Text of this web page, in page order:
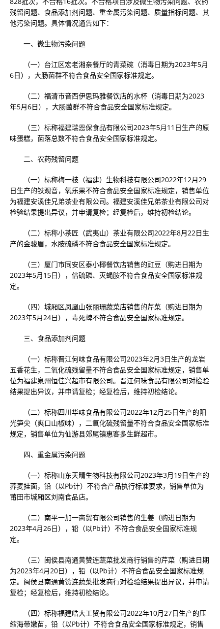
残留问题、食品添加剂问题、重金属污染问题、质量指标问题、其
他污染问题。具体情况通告如下：
一、微生物污染问题
（一）台江区宏老湘亲餐厅的青菜碗（消毒日期为2023年5月
6日），大肠菌群不符合食品安全国家标准规定。
（二）福清市音西伊思玛雅餐饮店的水杯（消毒日期为2023
年5月6日），大肠菌群不符合食品安全国家标准规定。
（三）标称福建瑞恩保食品有限公司2023年5月11日生产的原
味蛋糕，菌落总数不符合食品安全国家标准规定。
二、农药残留问题
（一）标称梅一枝（福建）生物科技有限公司2022年12月29
日生产的铁观音，氧乐果不符合食品安全国家标准规定，销售单位
为福建安溪佳兄弟茶业有限公司。福建安溪佳兄弟茶业有限公司对
检验结果提出异议，并申请复检；经复检后，维持初检结论。
（二）标称小茶匠（武夷山）茶业有限公司2022年8月22日生
产的金骏眉，水胺硫磷不符合食品安全国家标准规定。
（三）厦门市同安区泰小椰餐饮店销售的豇豆（购进日期为
2023年5月15日），倍硫磷、灭蝇胺不符合食品安全国家标准规
定。
（四）城厢区凤凰山张丽珊蔬菜店销售的芹菜（购进日期为
2023年5月24日），毒死蜱不符合食品安全国家标准规定。
三、食品添加剂问题
（一）标称晋江何味食品有限公司2023年2月3日生产的龙岩
五香花生，二氧化硫残留量不符合食品安全国家标准规定，销售单
位为福建泉州恒佳兴超市有限公司。晋江何味食品有限公司对检验
结果提出异议，并申请复检；经复检后，维持初检结论。
（二）标称四川华味食品有限公司2022年12月25日生产的阳
光笋尖（爽口山椒味），二氧化硫残留量不符合食品安全国家标准
规定，销售单位为仙游县郊尾镇惠客多生鲜超市。
四、重金属污染问题
（一）标称山东天晴生物科技有限公司2023年3月19日生产的
荞麦挂面，铅（以Pb计）不符合产品执行标准要求，销售单位为
莆田市城厢区刘南食品店。
（二）南平一加一商贸有限公司销售的生姜（购进日期为
2023年4月26日），铅（以Pb计）不符合食品安全国家标准规
定。
（三）闽侯县南通黄赞连蔬菜批发商行销售的芹菜（购进日期
为2023年4月20日），铅（以Pb计）不符合食品安全国家标准规
定。闽侯县南通黄赞连蔬菜批发商行对检验结果提出异议，并申请
复检；经复检后，维持初检结论。
（四）标称福建皓大工贸有限公司2022年10月27日生产的压
缩海带嫩苗，铅（以Pb计）不符合食品安全国家标准规定，销售